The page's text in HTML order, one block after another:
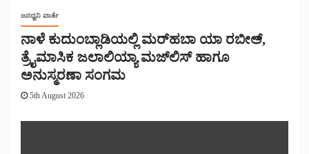
ಜನಧ್ವನಿ ವಾರ್ತೆ
ನಾಳೆ ಕುದುಂಬ್ಲಾಡಿಯಲ್ಲಿ ಮರ್‌‌ಹಬಾ ಯಾ ರಬೀಅ್,
ತ್ರೈಮಾಸಿಕ ಜಲಾಲಿಯ್ಯಾ ಮಜ್‌‌ಲಿಸ್‌‌ ಹಾಗೂ
ಅನುಸ್ಮರಣಾ ಸಂಗಮ
5th August 2026